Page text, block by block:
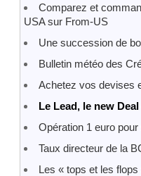
Comparez et
USA sur From-US
Une succession de
Bulletin météo des
Achetez vos devises
Le Lead, le new
Opération 1 euro pour
Taux directeur de la
Les « tops et les